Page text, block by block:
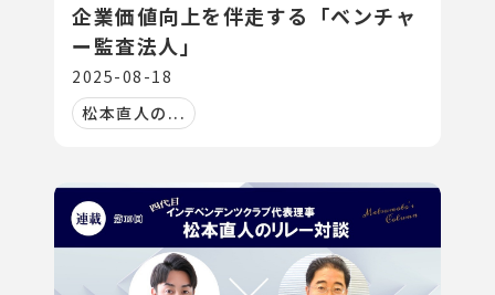
企業価値向上を伴走する「ベンチャ
ー監査法人」
2025-08-18
松本直人の...